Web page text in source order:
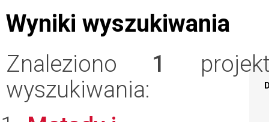
Wyniki wyszukiwania
Znaleziono 1
wyszukiwania: